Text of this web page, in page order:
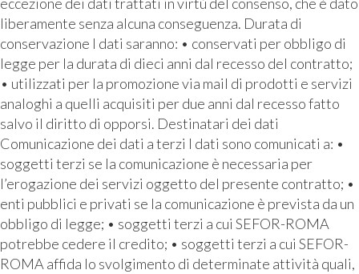
eccezione dei dati trattati in virtù del consenso, che è dato
liberamente senza alcuna conseguenza. Durata di
conservazione I dati saranno: • conservati per obbligo di
legge per la durata di dieci anni dal recesso del contratto;
• utilizzati per la promozione via mail di prodotti e servizi
analoghi a quelli acquisiti per due anni dal recesso fatto
salvo il diritto di opporsi. Destinatari dei dati
Comunicazione dei dati a terzi I dati sono comunicati a: •
soggetti terzi se la comunicazione è necessaria per
l’erogazione dei servizi oggetto del presente contratto; •
enti pubblici e privati se la comunicazione è prevista da un
obbligo di legge; • soggetti terzi a cui SEFOR-ROMA
potrebbe cedere il credito; • soggetti terzi a cui SEFOR-
ROMA affida lo svolgimento di determinate attività quali,